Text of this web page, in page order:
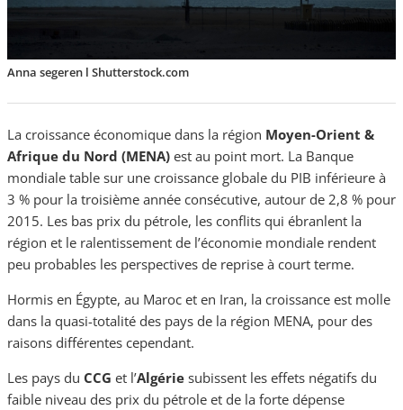
Anna segeren l Shutterstock.com
La croissance économique dans la région Moyen-Orient &
Afrique du Nord (MENA) est au point mort. La Banque
mondiale table sur une croissance globale du PIB inférieure à
3 % pour la troisième année consécutive, autour de 2,8 % pour
2015. Les bas prix du pétrole, les conflits qui ébranlent la
région et le ralentissement de l’économie mondiale rendent
peu probables les perspectives de reprise à court terme.
Hormis en Égypte, au Maroc et en Iran, la croissance est molle
dans la quasi-totalité des pays de la région MENA, pour des
raisons différentes cependant.
Les pays du CCG et l’Algérie subissent les effets négatifs du
faible niveau des prix du pétrole et de la forte dépense